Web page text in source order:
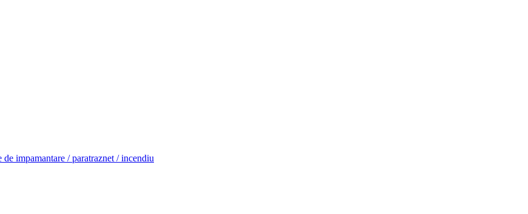
de impamantare / paratraznet / incendiu